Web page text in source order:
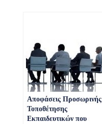
Αποφάσεις Προσωρινής
Τοποθέτησης
Εκπαιδευτικών που